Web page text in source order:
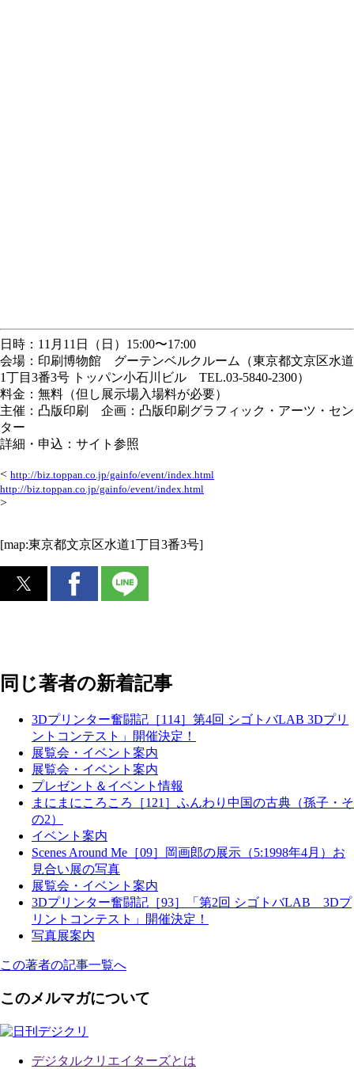
日時：11月11日（日）15:00〜17:00
会場：印刷博物館 グーテンベルクルーム（東京都文京区水道
1丁目3番3号 トッパン小石川ビル TEL.03-5840-2300）
料金：無料（但し展示場入場料が必要）
主催：凸版印刷 企画：凸版印刷グラフィック・アーツ・セン
ター
詳細・申込：サイト参照
< http://biz.toppan.co.jp/gainfo/event/index.html
http://biz.toppan.co.jp/gainfo/event/index.html
>
[map:東京都文京区水道1丁目3番3号]
同じ著者の新着記事
3Dプリンター奮闘記［114］第4回 シゴトバLAB 3Dプリ
ントコンテスト」開催決定！
展覧会・イベント案内
展覧会・イベント案内
プレゼント＆イベント情報
まにまにころころ［121］ふんわり中国の古典（孫子・そ
の2）
イベント案内
Scenes Around Me［09］岡画郎の展示（5:1998年4月）お
見合い展の写真
展覧会・イベント案内
3Dプリンター奮闘記［93］「第2回 シゴトバLAB 3Dプ
リントコンテスト」開催決定！
写真展案内
この著者の記事一覧へ
このメルマガについて
デジタルクリエイターズとは